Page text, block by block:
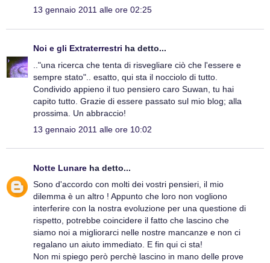
13 gennaio 2011 alle ore 02:25
Noi e gli Extraterrestri ha detto...
.."una ricerca che tenta di risvegliare ciò che l'essere e
sempre stato".. esatto, qui sta il nocciolo di tutto.
Condivido appieno il tuo pensiero caro Suwan, tu hai
capito tutto. Grazie di essere passato sul mio blog; alla
prossima. Un abbraccio!
13 gennaio 2011 alle ore 10:02
Notte Lunare ha detto...
Sono d'accordo con molti dei vostri pensieri, il mio
dilemma è un altro ! Appunto che loro non vogliono
interferire con la nostra evoluzione per una questione di
rispetto, potrebbe coincidere il fatto che lascino che
siamo noi a migliorarci nelle nostre mancanze e non ci
regalano un aiuto immediato. E fin qui ci sta!
Non mi spiego però perchè lascino in mano delle prove